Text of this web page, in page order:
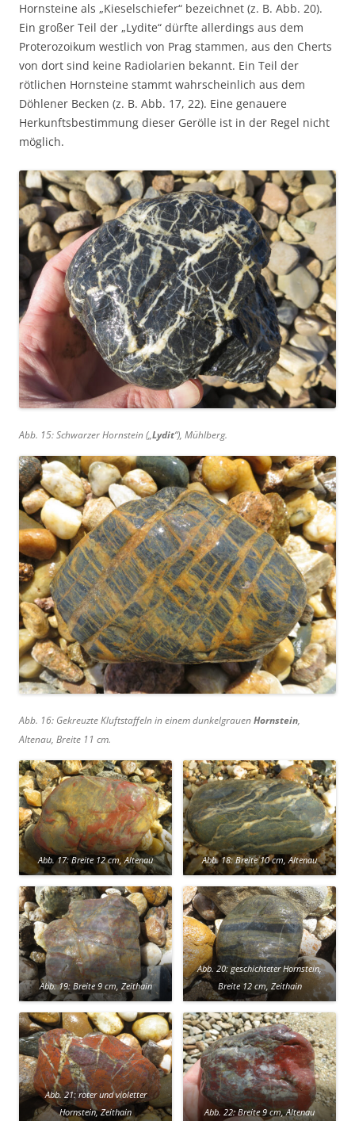
Hornsteine als „Kieselschiefer“ bezeichnet (z. B. Abb. 20).
Ein großer Teil der „Lydite“ dürfte allerdings aus dem
Proterozoikum westlich von Prag stammen, aus den Cherts
von dort sind keine Radiolarien bekannt. Ein Teil der
rötlichen Hornsteine stammt wahrscheinlich aus dem
Döhlener Becken (z. B. Abb. 17, 22). Eine genauere
Herkunftsbestimmung dieser Gerölle ist in der Regel nicht
möglich.
Abb. 15: Schwarzer Hornstein („Lydit“), Mühlberg.
Abb. 16: Gekreuzte Kluftstaffeln in einem dunkelgrauenHornstein,
Altenau, Breite 11 cm.
Abb. 17: Breite 12 cm, Altenau Abb. 18: Breite 10 cm, Altenau
Abb. 19: Breite 9 cm, Zeithain
Abb. 20: geschichteter Hornstein,
Breite 12 cm, Zeithain
Abb. 21: roter und violetter
Hornstein, Zeithain
Abb. 22: Breite 9 cm, Altenau